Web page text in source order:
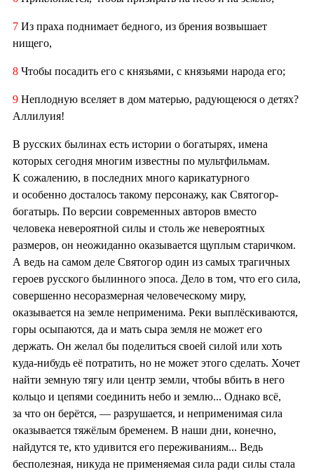
7 Из праха поднимает бедного, из брения возвышает
нищего,
8 Чтобы посадить его с князьями, с князьями народа его;
9 Неплодную вселяет в дом матерью, радующеюся о детях?
Аллилуия!
В русских былинах есть истории о богатырях, имена
которых сегодня многим известны по мультфильмам.
К сожалению, в последних много карикатурного
и особенно досталось такому персонажу, как Святогор-
богатырь. По версии современных авторов вместо
человека невероятной силы и столь же невероятных
размеров, он неожиданно оказывается щуплым старичком.
А ведь на самом деле Святогор один из самых трагичных
героев русского былинного эпоса. Дело в том, что его сила,
совершенно несоразмерная человеческому миру,
оказывается на земле неприменима. Реки выплёскиваются,
горы осыпаются, да и мать сыра земля не может его
держать. Он желал бы поделиться своей силой или хоть
куда-нибудь её потратить, но не может этого сделать. Хочет
найти земную тягу или центр земли, чтобы вбить в него
кольцо и цепями соединить небо и землю... Однако всё,
за что он берётся, — разрушается, и неприменимая сила
оказывается тяжёлым бременем. В наши дни, конечно,
найдутся те, кто удивится его переживаниям... Ведь
бесполезная, никуда не применяемая сила ради силы стала